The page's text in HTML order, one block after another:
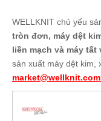
WELLKNIT chủ yếu
tròn đơn, máy dệt
liền mạch và máy tất
sản xuất máy dệt kim,